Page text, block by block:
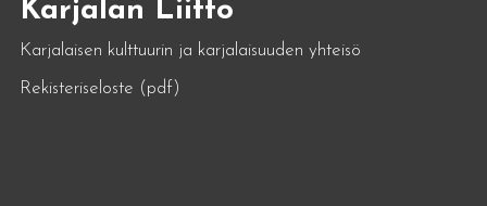
Karjalan Liitto
Karjalaisen kulttuurin ja karjalaisuuden yhteisö
Rekisteriseloste (pdf)